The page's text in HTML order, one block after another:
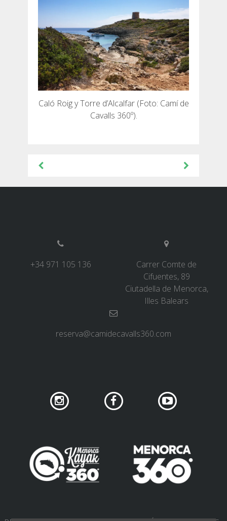
Caló Roig y Torre d’Alcalfar (Foto: Camí de
Cavalls 360º).
Navegación
de
entradas
+34 971 105 136
Carrer Comte de
Cifuentes, 89
Ciutadella de Menorca,
Illes Balears
reserva@camidecavalls360.com